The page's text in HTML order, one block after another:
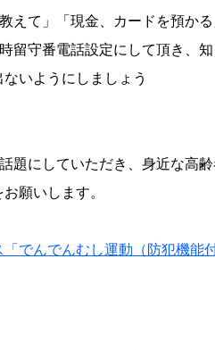
て」「現金、カードを預かる
守番電話設定にして頂き、知
ようにしましょう
していただき、身近な高齢
いします。
でんでんむし運動（防犯機能